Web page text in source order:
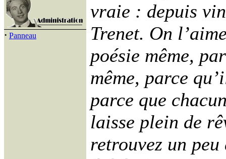
· Panneau
vraie : depuis
Trenet. On
poésie même,
même, parce
parce que
laisse plein de
retrouvez un